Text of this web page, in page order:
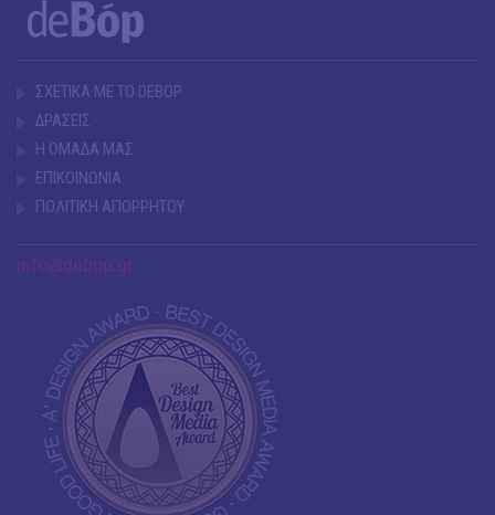
ΣΧΕΤΙΚΑ ΜΕ ΤΟ DEBOP
ΔΡΑΣΕΙΣ
Η ΟΜΑΔΑ ΜΑΣ
ΕΠΙΚΟΙΝΩΝΙΑ
ΠΟΛΙΤΙΚΗ ΑΠΟΡΡΗΤΟΥ
info@debop.gr